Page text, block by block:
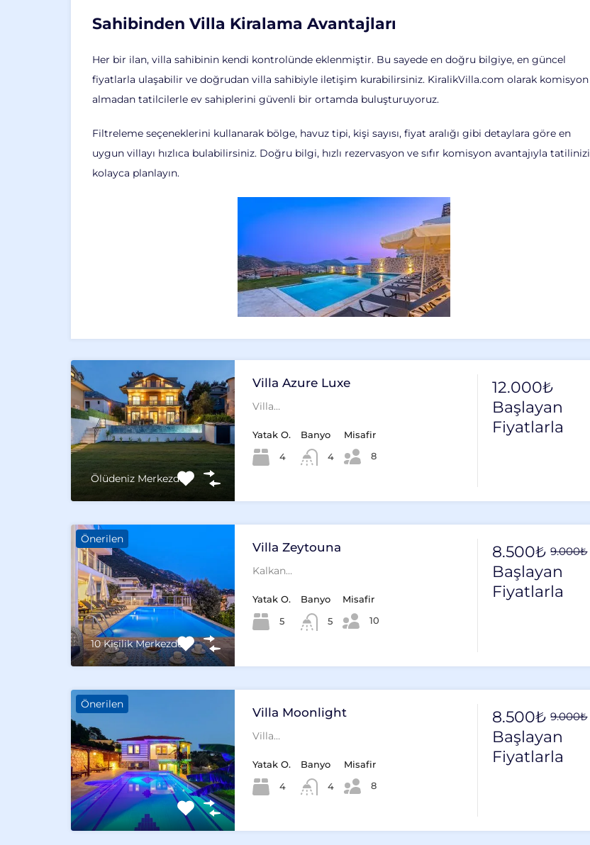
Sahibinden Villa Kiralama Avantajları
Her bir ilan, villa sahibinin kendi kontrolünde eklenmiştir. Bu sayede en doğru bilgiye, en güncel
fiyatlarla ulaşabilir ve doğrudan villa sahibiyle iletişim kurabilirsiniz. KiralikVilla.com olarak komisyon
almadan tatilcilerle ev sahiplerini güvenli bir ortamda buluşturuyoruz.
Filtreleme seçeneklerini kullanarak bölge, havuz tipi, kişi sayısı, fiyat aralığı gibi detaylara göre en
uygun villayı hızlıca bulabilirsiniz. Doğru bilgi, hızlı rezervasyon ve sıfır komisyon avantajıyla tatilinizi
kolayca planlayın.
Ölüdeniz Merkezde
Villa Azure Luxe
Villa…
Yatak O.
4
Banyo
4
Misafir
8
12.000₺
Başlayan
Fiyatlarla
Önerilen
10 Kişilik Merkezde
Villa Zeytouna
Kalkan…
Yatak O.
5
Banyo
5
Misafir
10
8.500₺ 9.000₺
Başlayan
Fiyatlarla
Önerilen
Villa Moonlight
Villa…
Yatak O.
4
Banyo
4
Misafir
8
8.500₺ 9.000₺
Başlayan
Fiyatlarla